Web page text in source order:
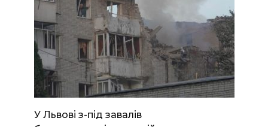
У Львові з-під завалів